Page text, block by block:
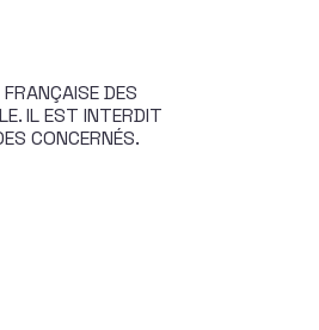
DES
IL EST INTERDIT
CONCERNÉS.